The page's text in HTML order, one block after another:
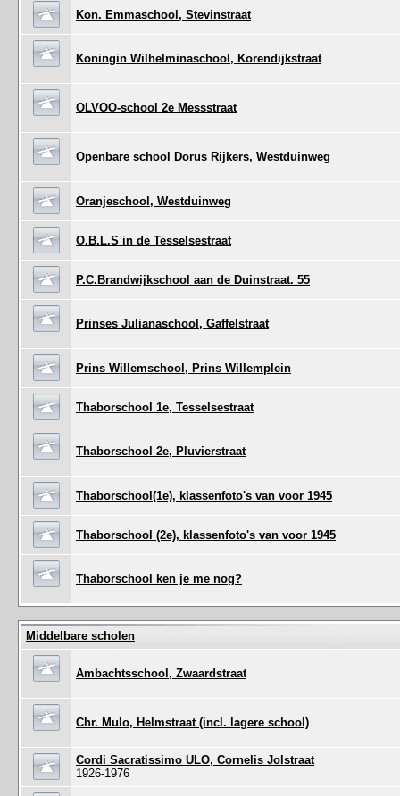
Kon. Emmaschool, Stevinstraat
Koningin Wilhelminaschool, Korendijkstraat
OLVOO-school 2e Messstraat
Openbare school Dorus Rijkers, Westduinweg
Oranjeschool, Westduinweg
O.B.L.S in de Tesselsestraat
P.C.Brandwijkschool aan de Duinstraat. 55
Prinses Julianaschool, Gaffelstraat
Prins Willemschool, Prins Willemplein
Thaborschool 1e, Tesselsestraat
Thaborschool 2e, Pluvierstraat
Thaborschool(1e), klassenfoto's van voor 1945
Thaborschool (2e), klassenfoto's van voor 1945
Thaborschool ken je me nog?
Middelbare scholen
Ambachtsschool, Zwaardstraat
Chr. Mulo, Helmstraat (incl. lagere school)
Cordi Sacratissimo ULO, Cornelis Jolstraat
1926-1976